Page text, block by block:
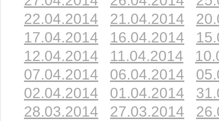
22.04.2014
21.04.2014
17.04.2014
16.04.2014
12.04.2014
11.04.2014
07.04.2014
06.04.2014
02.04.2014
01.04.2014
28.03.2014
27.03.2014